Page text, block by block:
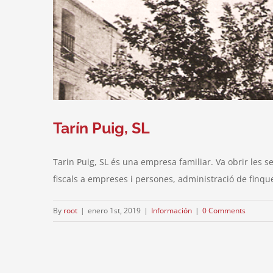
Tarín Puig, SL
Tarin Puig, SL és una empresa familiar. Va obrir les
fiscals a empreses i persones, administració de
By root | enero 1st, 2019 | Información | 0 Comments